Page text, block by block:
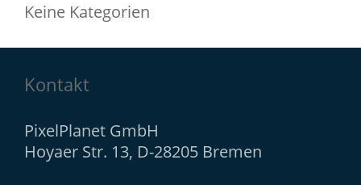
Keine Kategorien
Kontakt
PixelPlanet GmbH
Hoyaer Str. 13, D-28205 Bremen